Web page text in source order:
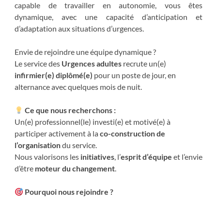
capable de travailler en autonomie, vous êtes
dynamique, avec une capacité d’anticipation et
d’adaptation aux situations d’urgences.
Envie de rejoindre une équipe dynamique ?
Le service des Urgences adultes recrute un(e)
infirmier(e) diplômé(e) pour un poste de jour, en
alternance avec quelques mois de nuit.
Ce que nous recherchons :
Un(e) professionnel(le) investi(e) et motivé(e) à
participer activement à laco-construction de
l’organisationdu service.
Nous valorisons les initiatives, l’esprit d’équipe et l’envie
d’être moteur du changement.
Pourquoi nous rejoindre ?